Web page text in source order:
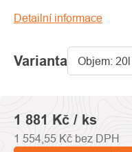
5
Varianta
Detailní informace
1 881 Kč / ks
1 554,55 Kč bez DPH